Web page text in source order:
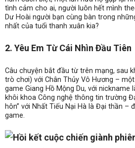
tình cảm cho ai, người luôn hết mình
Dư Hoài người bạn cùng bàn trong
nhất của tuổi thanh xuân kia?
2. Yêu Em Từ Cái Nhìn Đầu Tiên
Câu chuyện bắt đầu từ trên mạng, sau
trò chơi) với Chân Thủy Vô Hương –
game Giang Hồ Mộng Du, với nickname
khôi khoa Công nghệ thông tin trường
hôn” với Nhất Tiếu Nại Hà là Đại thần –
game.